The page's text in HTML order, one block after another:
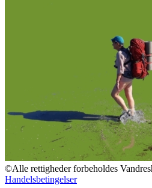
©Alle rettigheder forbeholdes
Handelsbetingelser